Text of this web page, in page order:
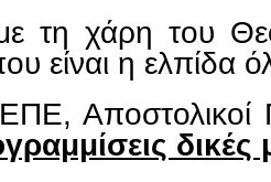
με τη χάρη του
είναι η
ΕΠΕ,
δικές